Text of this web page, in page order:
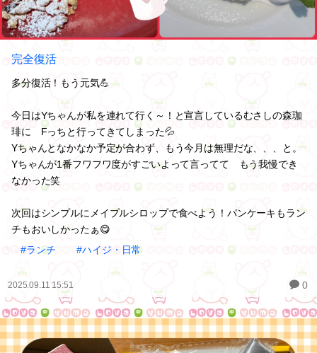
完全復活
多分復活！もう元気💪
今日はYちゃんが私を連れて行く～！と宣言しているむさしの森珈
琲に Fっちと行ってきてしまった💦
Yちゃんとなかなか予定が合わず、もう今月は無理だな、、、と。
Yちゃんが1番フワフワ度がすごいよって言ってて もう我慢でき
なかった笑
次回はシンプルにメイプルシロップで食べよう！パンケーキもラン
チもおいしかったぁ😋
#ランチ
#ハイジ・日常
2025.09.11 15:51 0